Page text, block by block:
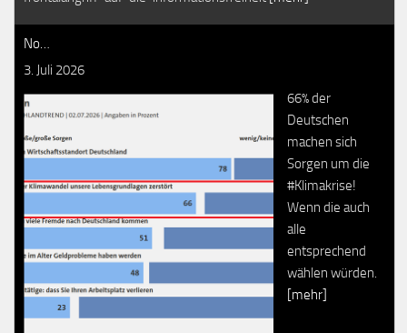
No…
3. Juli 2026
66% der
Deutschen
machen sich
Sorgen um die
#Klimakrise!
Wenn die auch
alle
entsprechend
wählen würden.
[mehr]